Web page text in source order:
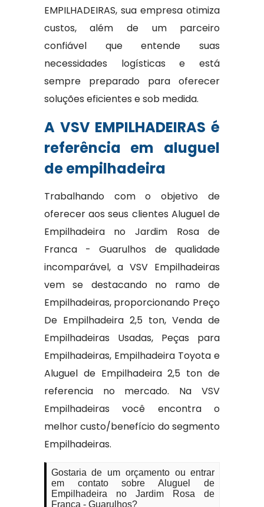
EMPILHADEIRAS, sua empresa otimiza
custos, além de um parceiro
confiável que entende suas
necessidades logísticas e está
sempre preparado para oferecer
soluções eficientes e sob medida.
A VSV EMPILHADEIRAS é
referência em aluguel
de empilhadeira
Trabalhando com o objetivo de
oferecer aos seus clientes Aluguel de
Empilhadeira no Jardim Rosa de
Franca - Guarulhos de qualidade
incomparável, a VSV Empilhadeiras
vem se destacando no ramo de
Empilhadeiras, proporcionando Preço
De Empilhadeira 2,5 ton, Venda de
Empilhadeiras Usadas, Peças para
Empilhadeiras, Empilhadeira Toyota e
Aluguel de Empilhadeira 2,5 ton de
referencia no mercado. Na VSV
Empilhadeiras você encontra o
melhor custo/benefício do segmento
Empilhadeiras.
Gostaria de um orçamento ou entrar
em contato sobre Aluguel de
Empilhadeira no Jardim Rosa de
Franca - Guarulhos?